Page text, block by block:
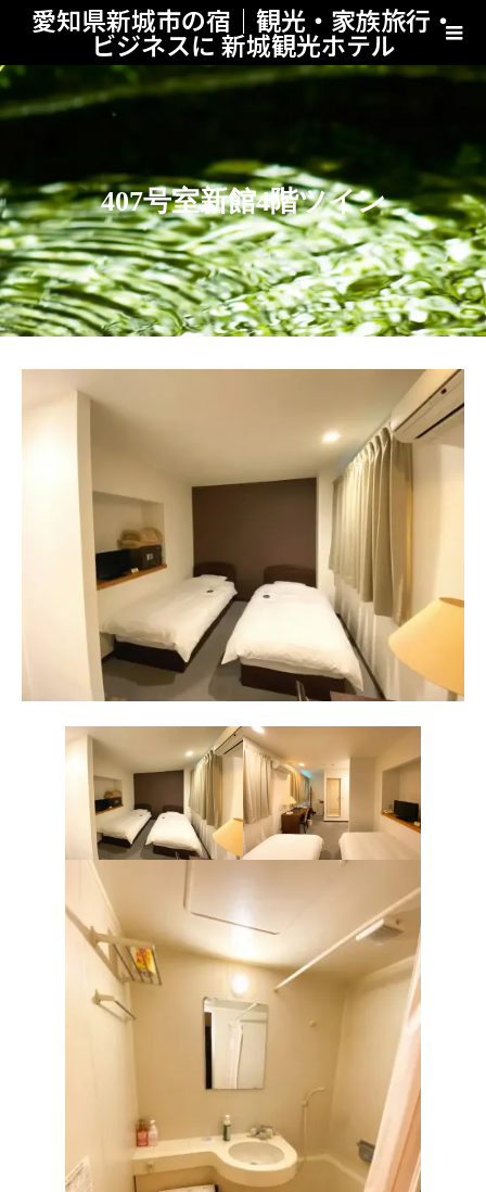
愛知県新城市の宿｜観光・家族旅行・
ビジネスに 新城観光ホテル
407号室新館4階ツイン